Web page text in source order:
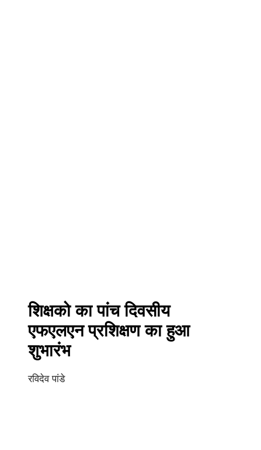
शिक्षको का पांच दिवसीय
एफएलएन प्रशिक्षण का हुआ
शुभारंभ
रविदेव पांडे